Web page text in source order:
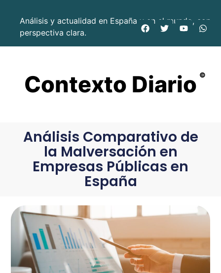
Análisis y actualidad en España y en el mundo, con
perspectiva clara.
Contexto Diario ©
Análisis Comparativo de
la Malversación en
Empresas Públicas en
España